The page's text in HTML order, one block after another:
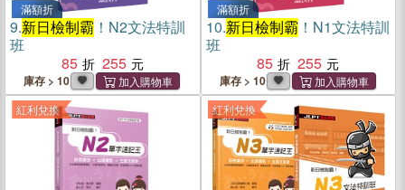
滿額折
9.新日檢制霸 ！N2文法特訓
班
85
255
庫存 > 10
滿額折
10.新日檢制霸 ！N1文法特訓
班
85
255
庫存 > 10
紅利兌換 紅利兌換